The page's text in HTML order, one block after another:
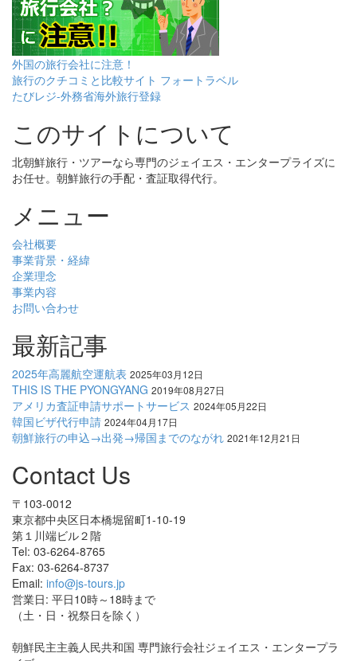
外国の旅行会社に注意！
旅行のクチコミと比較サイト フォートラベル
たびレジ-外務省海外旅行登録
このサイトについて
北朝鮮旅行・ツアーなら専門のジェイエス・エンタープライズに
お任せ。朝鮮旅行の手配・査証取得代行。
メニュー
会社概要
事業背景・経緯
企業理念
事業内容
お問い合わせ
最新記事
2025年高麗航空運航表 2025年03月12日
THIS IS THE PYONGYANG 2019年08月27日
アメリカ査証申請サポートサービス 2024年05月22日
韓国ビザ代行申請 2024年04月17日
朝鮮旅行の申込→出発→帰国までのながれ 2021年12月21日
Contact Us
〒103-0012
東京都中央区日本橋堀留町1-10-19
第１川端ビル２階
Tel: 03-6264-8765
Fax: 03-6264-8737
Email: info@js-tours.jp
営業日: 平日10時～18時まで
（土・日・祝祭日を除く）
朝鮮民主主義人民共和国 専門旅行会社ジェイエス・エンタープラ